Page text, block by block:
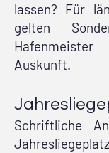
lassen? Für
gelten
Auskunft.
Schriftliche